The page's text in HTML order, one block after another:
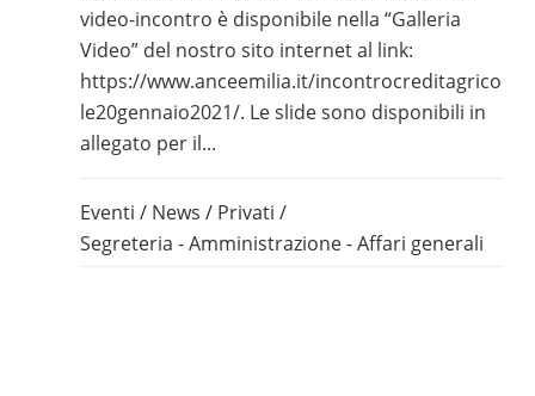
video-incontro è disponibile nella “Galleria
Video” del nostro sito internet al link:
https://www.anceemilia.it/incontrocreditagrico
le20gennaio2021/. Le slide sono disponibili in
allegato per il...
Eventi / News / Privati /
Segreteria - Amministrazione - Affari generali